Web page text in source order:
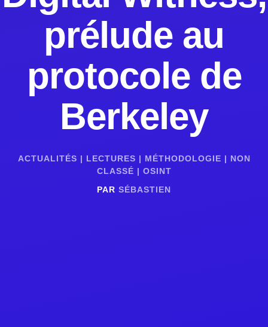
prélude au
protocole de
Berkeley
ACTUALITÉS | LECTURES | MÉTHODOLOGIE | NON
CLASSÉ | OSINT
PAR SÉBASTIEN